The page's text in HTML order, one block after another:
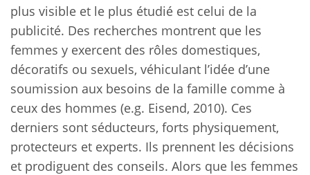
plus visible et le plus étudié est celui de la
publicité. Des recherches montrent que les
femmes y exercent des rôles domestiques,
décoratifs ou sexuels, véhiculant l’idée d’une
soumission aux besoins de la famille comme à
ceux des hommes (e.g. Eisend, 2010). Ces
derniers sont séducteurs, forts physiquement,
protecteurs et experts. Ils prennent les décisions
et prodiguent des conseils. Alors que les femmes